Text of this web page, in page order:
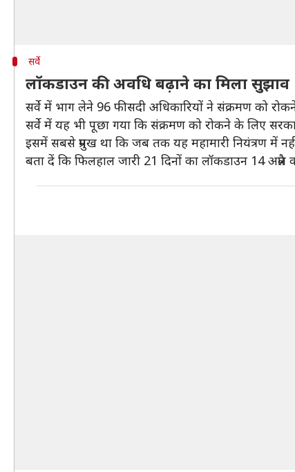
सर्वे
लॉकडाउन की अवधि बढ़ाने का मिला सुझाव
सर्वे में भाग लेने 96 फीसदी अधिकारियों ने संक्रमण को
सर्वे में यह भी पूछा गया कि संक्रमण को रोकने के लिए
इसमें सबसे प्रमुख था कि जब तक यह महामारी नियंत्रण में
बता दें कि फिलहाल जारी 21 दिनों का लॉकडाउन 14 अप्रैल